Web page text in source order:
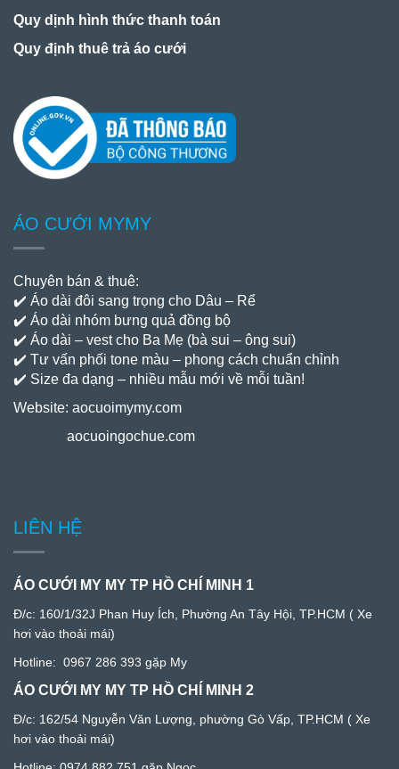
Quy dịnh hình thức thanh toán
Quy định thuê trả áo cưới
ÁO CƯỚI MYMY
Chuyên bán & thuê:
✔️ Áo dài đôi sang trọng cho Dâu – Rể
✔️ Áo dài nhóm bưng quả đồng bộ
✔️ Áo dài – vest cho Ba Mẹ (bà sui – ông sui)
✔️ Tư vấn phối tone màu – phong cách chuẩn chỉnh
✔️ Size đa dạng – nhiều mẫu mới về mỗi tuần!
Website: aocuoimymy.com
aocuoingochue.com
LIÊN HỆ
ÁO CƯỚI MY MY TP HỒ CHÍ MINH 1
Đ/c: 160/1/32J Phan Huy Ích, Phường An Tây Hội, TP.HCM ( Xe
hơi vào thoải mái)
Hotline: 0967 286 393 gặp My
ÁO CƯỚI MY MY TP HỒ CHÍ MINH 2
Đ/c: 162/54 Nguyễn Văn Lượng, phường Gò Vấp, TP.HCM ( Xe
hơi vào thoải mái)